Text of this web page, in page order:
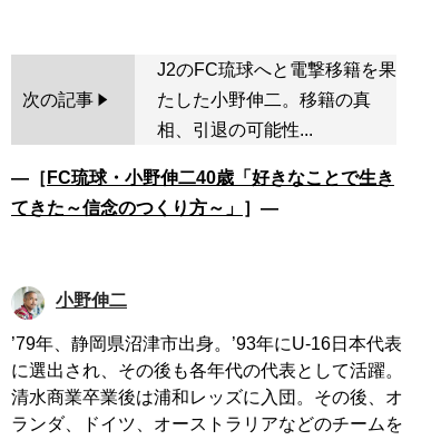
次の記事
J2のFC琉球へと電撃移籍を果
たした小野伸二。移籍の真
相、引退の可能性...
―［ FC琉球・小野伸二40歳「好きなことで生き
てきた～信念のつくり方～」 ］―
小野伸二
’79年、静岡県沼津市出身。’93年にU-16日本代表
に選出され、その後も各年代の代表として活躍。
清水商業卒業後は浦和レッズに入団。その後、オ
ランダ、ドイツ、オーストラリアなどのチームを